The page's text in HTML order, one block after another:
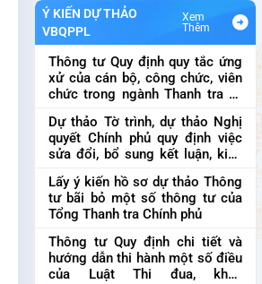
Ý KIẾN DỰ THẢO
VBQPPL
Xem
Thêm
Thông tư Quy định quy tắc ứng
xử của cán bộ, công chức, viên
chức trong ngành Thanh tra và
tiếp công dânThông tư Quy định
quy tắc ứng xử của cán bộ,
công chức, viên chức trong
ngành Thanh tr...
Dự thảo Tờ trình, dự thảo Nghị
quyết Chính phủ quy định việc
sửa đổi, bổ sung kết luận, kiến
thảo Tờ trình, dự thảo Nghị
quyết Chính phủ quy định việc
sửa đổi, bổ sung kết luận...
Lấy ý kiến hồ sơ dự thảo Thông
tư bãi bỏ một số thông tư của
Tổng Thanh tra Chính phủ
Thông tư Quy định chi tiết và
hướng dẫn thi hành một số điều
của Luật Thi đua, khen